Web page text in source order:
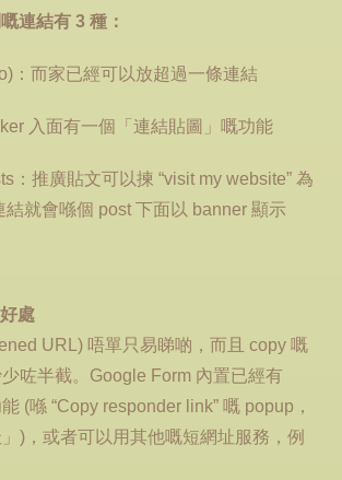
連結有 3 種：
：而家已經可以放超過一條連結
入面有一個「連結貼圖」嘅功能
：推廣貼文可以揀 “visit my website” 為
結就會喺個 post 下面以 banner 顯示
處
URL) 唔單只易睇啲，而且 copy 嘅
咗半截。Google Form 內置已經有
(喺 “Copy responder link” 嘅 popup，
)，或者可以用其他嘅短網址服務，例